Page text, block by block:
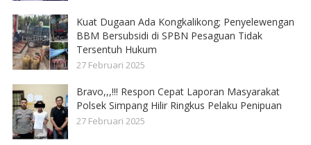
Kuat Dugaan Ada Kongkalikong; Penyelewengan
BBM Bersubsidi di SPBN Pesaguan Tidak
Tersentuh Hukum
27 Februari 2025
Bravo,,,!!! Respon Cepat Laporan Masyarakat
Polsek Simpang Hilir Ringkus Pelaku Penipuan
27 Februari 2025